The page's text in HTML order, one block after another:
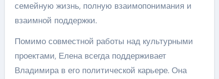
семейную жизнь, полную взаимопонимания и
взаимной поддержки.
Помимо совместной работы над культурными
проектами, Елена всегда поддерживает
Владимира в его политической карьере. Она